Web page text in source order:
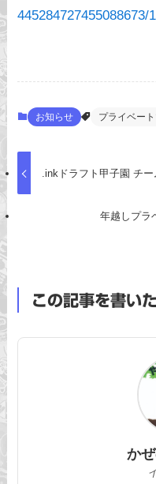
445284727455088673/
お知らせ プライベー
.inkドラフト甲子園 チ
年越しプラ
この記事を書い
か